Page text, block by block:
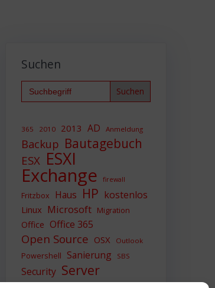
Suchen
Search
for:
365 2010 2013 AD Anmeldung
Backup Bautagebuch
ESX ESXI
Exchange firewall
Fritzbox Haus HP kostenlos
Linux Microsoft Migration
Office Office 365
Open Source OSX Outlook
Powershell Sanierung SBS
Security Server